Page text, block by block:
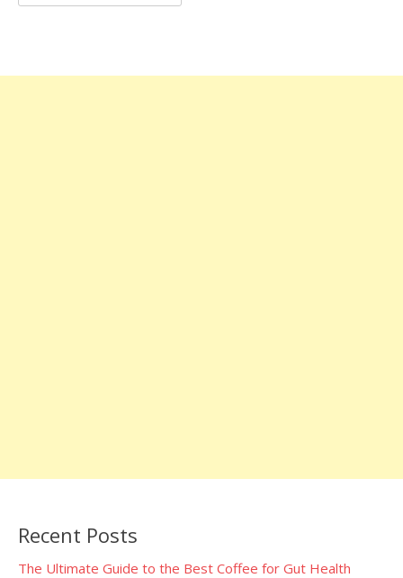
for:
Recent Posts
The Ultimate Guide to the Best Coffee for Gut Health